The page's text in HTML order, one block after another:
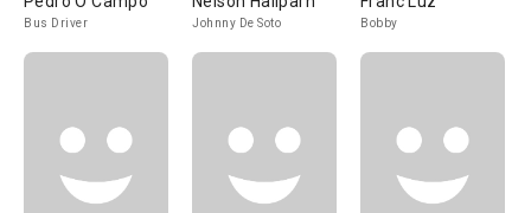
Bus Driver Johnny De Soto Bobby